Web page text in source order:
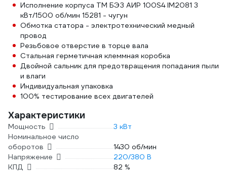
Исполнение корпуса ТМ БЭЗ АИР 100S4 IM2081 3
кВт/1500 об/мин 15281 - чугун
Обмотка статора - электротехнический медный
провод
Резьбовое отверстие в торце вала
Стальная герметичная клеммная коробка
Двойной сальник для предотвращения попадания пыли
и влаги
Индивидуальная упаковка
100% тестирование всех двигателей
Характеристики
Мощность
3 кВт
Номинальное число
оборотов
1430 об/мин
Напряжение
220/380 В
КПД
82 %